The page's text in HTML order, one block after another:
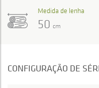
Medida de lenha
50 cm
CONFIGURAÇÃO DE